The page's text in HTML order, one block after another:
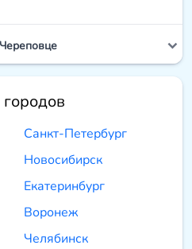
Санкт-Петербург
Новосибирск
Екатеринбург
Воронеж
Челябинск